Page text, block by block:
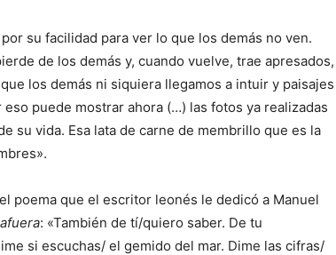
su facilidad para ver lo que los demás no ven.
de los demás y, cuando vuelve, trae apresados,
los demás ni siquiera llegamos a intuir y paisajes
puede mostrar ahora (…) las fotos ya realizadas
su vida. Esa lata de carne de membrillo que es la
poema que el escritor leonés le dedicó a Manuel
: «También de tí/quiero saber. De tu
si escuchas/ el gemido del mar. Dime las cifras/